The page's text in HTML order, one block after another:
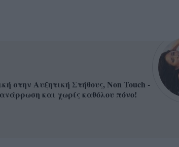
στην Αυξητική Στήθους, Non Touch -
και χωρίς καθόλου πόνο!